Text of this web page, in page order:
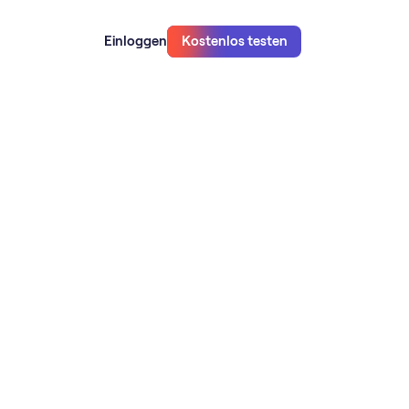
Einloggen Kostenlos testen